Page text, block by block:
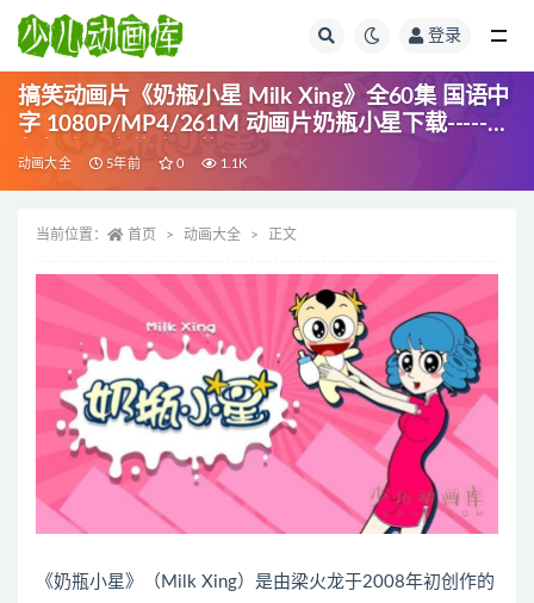
登录
搞笑动画片《奶瓶小星 Milk Xing》全60集 国语中
字 1080P/MP4/261M 动画片奶瓶小星下载-----应
版权方要求停止下载
动画大全 5年前 0 1.1K
当前位置： 首页 动画大全 正文
《奶瓶小星》（Milk Xing）是由梁火龙于2008年初创作的